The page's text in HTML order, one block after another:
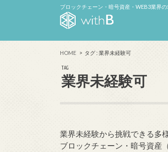
ブロックチェーン・暗号資産・WEB3業界
HOME タグ : 業界未経験可
TAG
業界未経験可
業界未経験から挑戦できる多
ブロックチェーン・暗号資産